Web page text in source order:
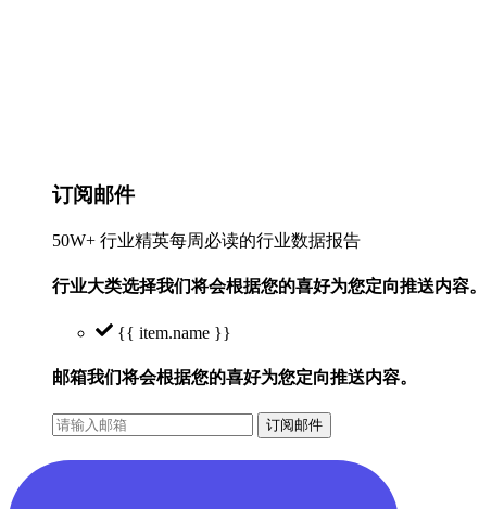
订阅邮件
50W+ 行业精英每周必读的行业数据报告
行业大类选择我们将会根据您的喜好为您定向推送内容。
{{ item.name }}
邮箱我们将会根据您的喜好为您定向推送内容。
订阅邮件